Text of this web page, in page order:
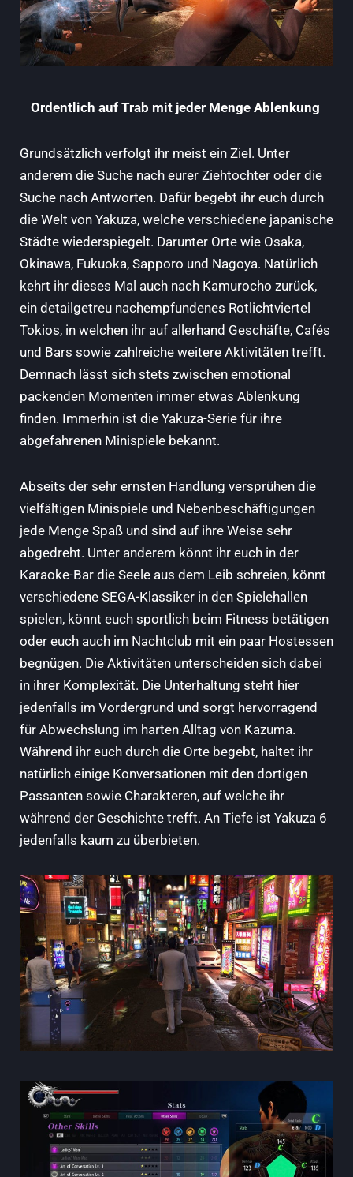
Ordentlich auf Trab mit jeder Menge Ablenkung
Grundsätzlich verfolgt ihr meist ein Ziel. Unter
anderem die Suche nach eurer Ziehtochter oder die
Suche nach Antworten. Dafür begebt ihr euch durch
die Welt von Yakuza, welche verschiedene japanische
Städte wiederspiegelt. Darunter Orte wie Osaka,
Okinawa, Fukuoka, Sapporo und Nagoya. Natürlich
kehrt ihr dieses Mal auch nach Kamurocho zurück,
ein detailgetreu nachempfundenes Rotlichtviertel
Tokios, in welchen ihr auf allerhand Geschäfte, Cafés
und Bars sowie zahlreiche weitere Aktivitäten trefft.
Demnach lässt sich stets zwischen emotional
packenden Momenten immer etwas Ablenkung
finden. Immerhin ist die Yakuza-Serie für ihre
abgefahrenen Minispiele bekannt.
Abseits der sehr ernsten Handlung versprühen die
vielfältigen Minispiele und Nebenbeschäftigungen
jede Menge Spaß und sind auf ihre Weise sehr
abgedreht. Unter anderem könnt ihr euch in der
Karaoke-Bar die Seele aus dem Leib schreien, könnt
verschiedene SEGA-Klassiker in den Spielehallen
spielen, könnt euch sportlich beim Fitness betätigen
oder euch auch im Nachtclub mit ein paar Hostessen
begnügen. Die Aktivitäten unterscheiden sich dabei
in ihrer Komplexität. Die Unterhaltung steht hier
jedenfalls im Vordergrund und sorgt hervorragend
für Abwechslung im harten Alltag von Kazuma.
Während ihr euch durch die Orte begebt, haltet ihr
natürlich einige Konversationen mit den dortigen
Passanten sowie Charakteren, auf welche ihr
während der Geschichte trefft. An Tiefe ist Yakuza 6
jedenfalls kaum zu überbieten.